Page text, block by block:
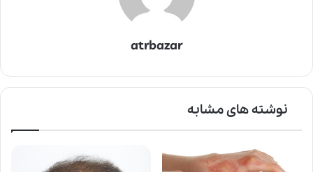
atrbazar
نوشته های مشابه